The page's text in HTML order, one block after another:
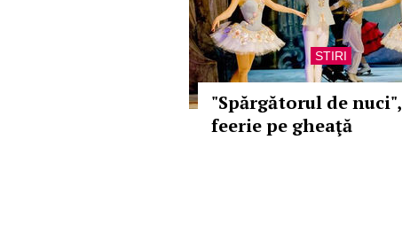
STIRI
"Spărgătorul de nuci",
feerie pe gheaţă